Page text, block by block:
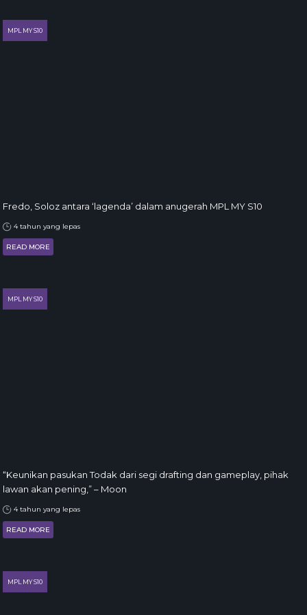
MPL MY S10
Fredo, Soloz antara ‘lagenda’ dalam anugerah MPL MY S10
4 tahun yang lepas
READ MORE
MPL MY S10
“Keunikan pasukan Todak dari segi drafting dan gameplay, pihak
lawan akan pening,” – Moon
4 tahun yang lepas
READ MORE
MPL MY S10